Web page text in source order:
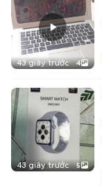
43 giây trước 4
43 giây trước 5